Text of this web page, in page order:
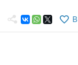
Судомодели